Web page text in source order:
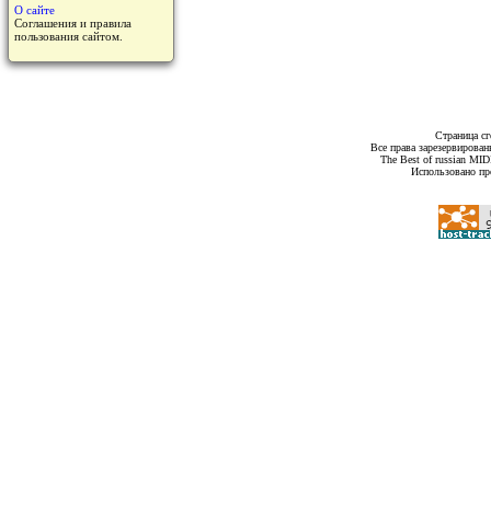
О сайте
Соглашения и правила
пользования сайтом.
Страница
Все права
The Best of russian
Использовано